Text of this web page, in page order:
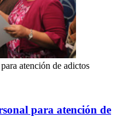
atención de adictos
para atención de